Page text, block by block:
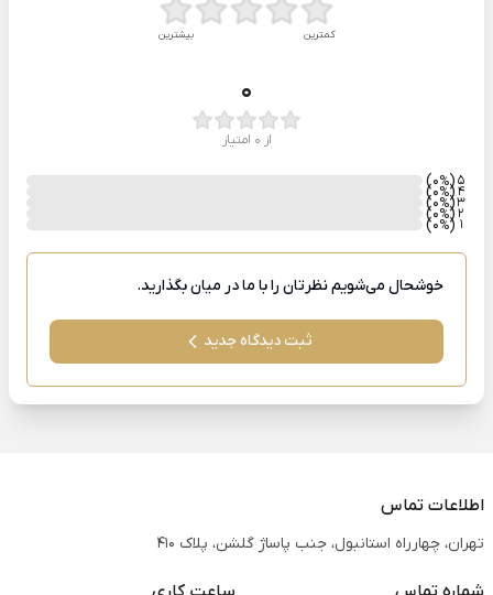
کمترین بیشترین
0
از 0 امتیاز
5
(0
%
) 4
(0
%
) 3
(0
%
) 2
(0
%
) 1
(0
%
)
خوشحال می‌شویم نظرتان را با ما در میان بگذارید.
ثبت دیدگاه جدید
اطلاعات تماس
تهران، چهارراه استانبول، جنب پاساژ گلشن، پلاک 410